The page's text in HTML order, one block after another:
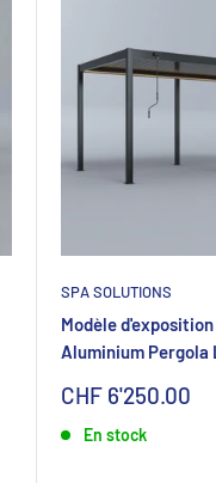
SPA SOLUTIONS
Modèle
Aluminium Pergola
Sonderpreis
CHF 6'250.00
En stock